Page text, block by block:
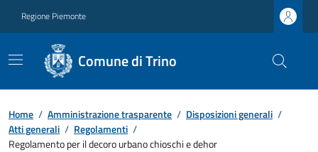
Regione Piemonte
Comune di Trino
Home / Amministrazione trasparente / Disposizioni generali /
Atti generali / Regolamenti /
Regolamento per il decoro urbano chioschi e dehor